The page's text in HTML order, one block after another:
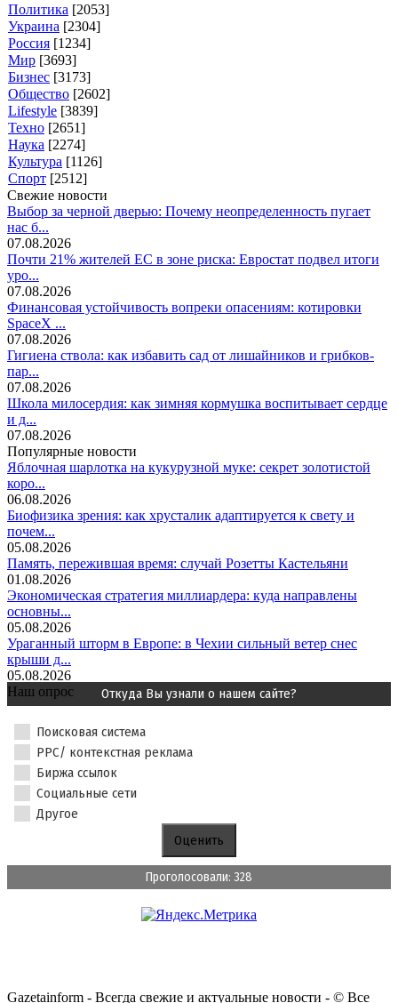
Политика [2053]
Украина [2304]
Россия [1234]
Мир [3693]
Бизнес [3173]
Общество [2602]
Lifestyle [3839]
Техно [2651]
Наука [2274]
Культура [1126]
Спорт [2512]
Свежие новости
Выбор за черной дверью: Почему неопределенность пугает
нас б...
07.08.2026
Почти 21% жителей ЕС в зоне риска: Евростат подвел итоги
уро...
07.08.2026
Финансовая устойчивость вопреки опасениям: котировки
SpaceX ...
07.08.2026
Гигиена ствола: как избавить сад от лишайников и грибков-
пар...
07.08.2026
Школа милосердия: как зимняя кормушка воспитывает сердце
и д...
07.08.2026
Популярные новости
Яблочная шарлотка на кукурузной муке: секрет золотистой
коро...
06.08.2026
Биофизика зрения: как хрусталик адаптируется к свету и
почем...
05.08.2026
Память, пережившая время: случай Розетты Кастельяни
01.08.2026
Экономическая стратегия миллиардера: куда направлены
основны...
05.08.2026
Ураганный шторм в Европе: в Чехии сильный ветер снес
крыши д...
05.08.2026
Наш опрос
Откуда Вы узнали о нашем сайте?
Поисковая система
PPC/ контекстная реклама
Биржа ссылок
Социальные сети
Другое
Проголосовали: 328
Gazetainform - Всегда свежие и актуальные новости - © Все